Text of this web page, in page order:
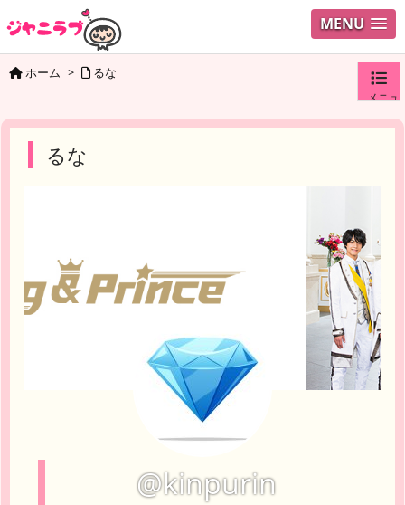
MENU
メニュ
検索
ホーム > るな
るな
@kinpurin